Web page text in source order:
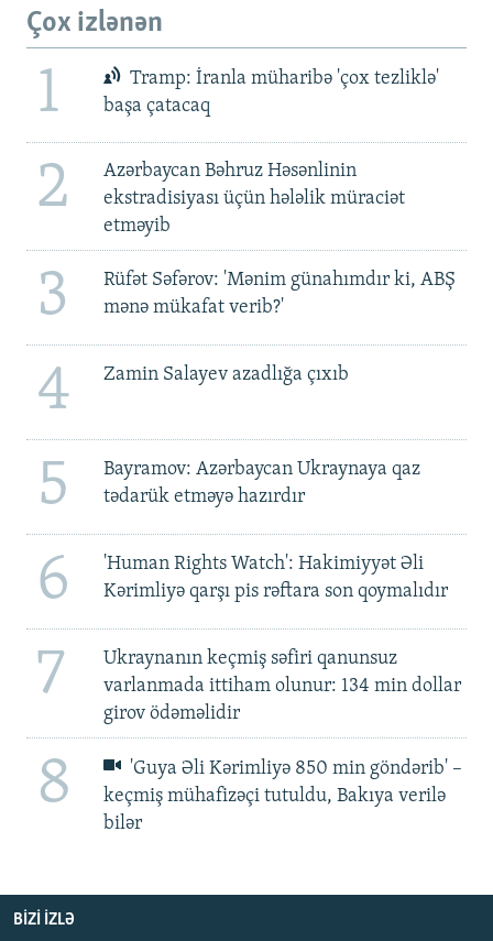
Çox izlənən
1
Tramp: İranla müharibə 'çox tezliklə'
başa çatacaq
2
Azərbaycan Bəhruz Həsənlinin
ekstradisiyası üçün hələlik müraciət
etməyib
3
Rüfət Səfərov: 'Mənim günahımdır ki, ABŞ
mənə mükafat verib?'
4 Zamin Salayev azadlığa çıxıb
5
Bayramov: Azərbaycan Ukraynaya qaz
tədarük etməyə hazırdır
6
'Human Rights Watch': Hakimiyyət Əli
Kərimliyə qarşı pis rəftara son qoymalıdır
7
Ukraynanın keçmiş səfiri qanunsuz
varlanmada ittiham olunur: 134 min dollar
girov ödəməlidir
8
'Guya Əli Kərimliyə 850 min göndərib' –
keçmiş mühafizəçi tutuldu, Bakıya verilə
bilər
BIZI IZLƏ